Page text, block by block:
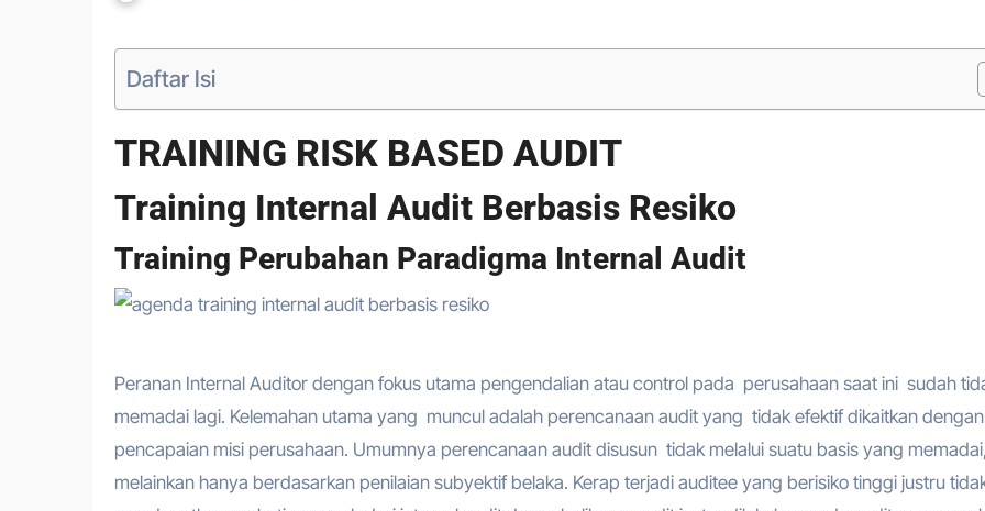
Daftar Isi
TRAINING RISK BASED AUDIT
Training Internal Audit Berbasis Resiko
Training Perubahan Paradigma Internal Audit
Peranan Internal Auditor dengan fokus utama pengendalian atau control pada perusahaan saat ini sudah
memadai lagi. Kelemahan utama yang muncul adalah perencanaan audit yang tidak efektif dikaitkan dengan
pencapaian misi perusahaan. Umumnya perencanaan audit disusun tidak melalui suatu basis yang memadai,
melainkan hanya berdasarkan penilaian subyektif belaka. Kerap terjadi auditee yang berisiko tinggi justru